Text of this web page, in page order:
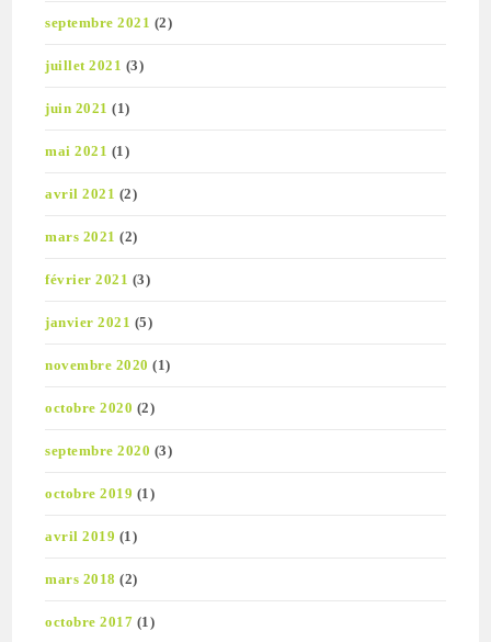
septembre 2021 (2)
juillet 2021 (3)
juin 2021 (1)
mai 2021 (1)
avril 2021 (2)
mars 2021 (2)
février 2021 (3)
janvier 2021 (5)
novembre 2020 (1)
octobre 2020 (2)
septembre 2020 (3)
octobre 2019 (1)
avril 2019 (1)
mars 2018 (2)
octobre 2017 (1)